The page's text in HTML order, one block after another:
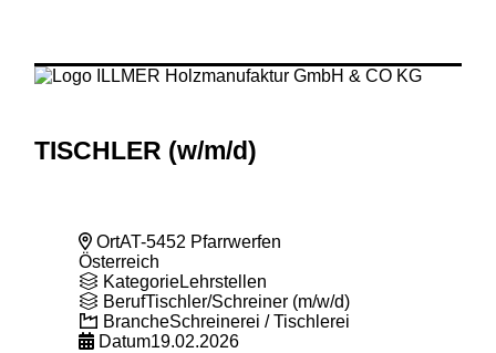
TISCHLER (w/m/d)
OrtAT-5452 Pfarrwerfen
Österreich
KategorieLehrstellen
BerufTischler/Schreiner (m/w/d)
BrancheSchreinerei / Tischlerei
Datum19.02.2026